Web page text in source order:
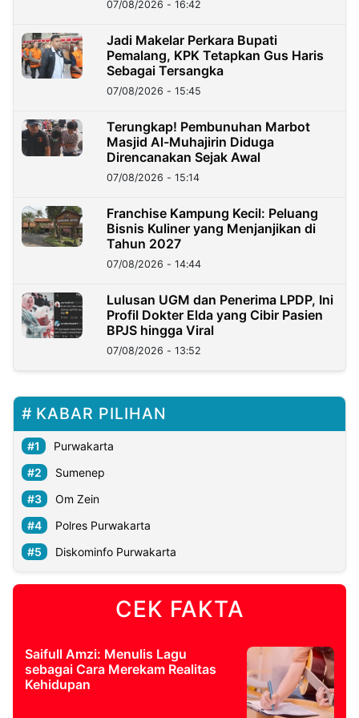
07/08/2026 - 16:42
Jadi Makelar Perkara Bupati
Pemalang, KPK Tetapkan Gus Haris
Sebagai Tersangka
07/08/2026 - 15:45
Terungkap! Pembunuhan Marbot
Masjid Al-Muhajirin Diduga
Direncanakan Sejak Awal
07/08/2026 - 15:14
Franchise Kampung Kecil: Peluang
Bisnis Kuliner yang Menjanjikan di
Tahun 2027
07/08/2026 - 14:44
Lulusan UGM dan Penerima LPDP, Ini
Profil Dokter Elda yang Cibir Pasien
BPJS hingga Viral
07/08/2026 - 13:52
KABAR PILIHAN
Purwakarta
Sumenep
Om Zein
Polres Purwakarta
Diskominfo Purwakarta
CEK FAKTA
Saifull Amzi: Menulis Lagu
sebagai Cara Merekam Realitas
Kehidupan